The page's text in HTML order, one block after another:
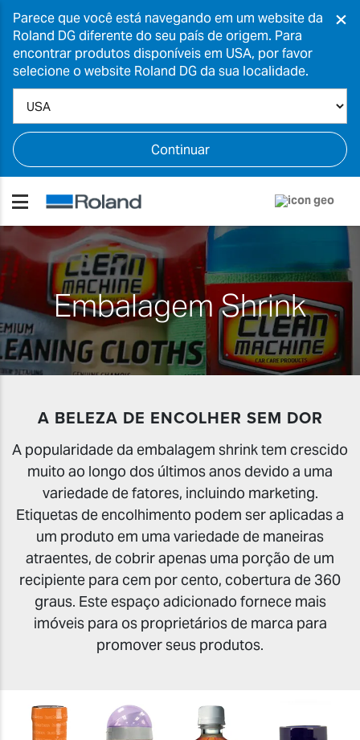
Parece que você está navegando em um website da
Roland DG diferente do seu país de origem. Para
encontrar produtos disponíveis em USA, por favor
selecione o website Roland DG da sua localidade.
Continuar
×
Embalagem Shrink
A BELEZA DE ENCOLHER SEM DOR
A popularidade da embalagem shrink tem crescido
muito ao longo dos últimos anos devido a uma
variedade de fatores, incluindo marketing.
Etiquetas de encolhimento podem ser aplicadas a
um produto em uma variedade de maneiras
atraentes, de cobrir apenas uma porção de um
recipiente para cem por cento, cobertura de 360
graus. Este espaço adicionado fornece mais
imóveis para os proprietários de marca para
promover seus produtos.